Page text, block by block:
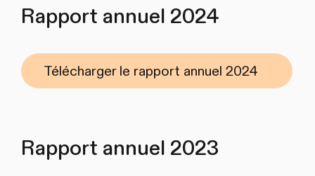
Rapport annuel 2024
Télécharger le rapport annuel 2024
Rapport annuel 2023